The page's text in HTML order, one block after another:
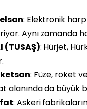
: Elektronik
Aynı zamanda
(TUSAŞ): Hürjet,
: Füze, roket
alanında da büyük
: Askeri